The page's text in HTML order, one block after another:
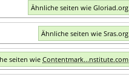
Ähnliche seiten wie Gloriad.org
Ähnliche seiten wie Sras.org
seiten wie Contentmark...nstitute.com